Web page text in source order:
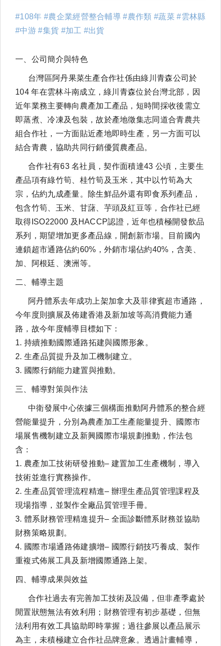
#108年 #農企業經營整合輔導 #農作類 #蔬菜 #雲林縣
#中游 #集貨 #加工 #出貨
一、公司簡介與特色
台灣區阿丹果菜生產合作社係由綠川青森公司於
104 年在雲林斗南成立，綠川青森位於台灣北部，因
近年業務主要轉向農產加工產品，短時間採收後需立
即蒸煮、冷凍及包裝，故於產地徵集志同道合青農共
組合作社，一方面貼近產地即時生產，另一方面可以
結合青農，協助共同行銷優質農產品。
合作社有63 名社員，契作面積達43 公頃，主要生
產品項有綠竹筍、桂竹筍及玉米，其中以竹筍為大
宗，佔約九成產量。除生鮮品外還有即食系列產品，
包含竹筍、玉米、甘藷、芋頭及紅豆等，合作社已經
取得ISO22000 及HACCP認證，近年也積極開發飲品
系列，期望增加更多產品線，開創新市場。目前國內
連鎖超市通路佔約60%，外銷市場佔約40%，含美、
加、阿根廷、澳洲等。
二、輔導主題
阿丹體系去年成功上架加拿大及菲律賓超市通路，
今年度則擴展及佈建香港及新加坡等高消費能力通
路，故今年度輔導目標如下：
1. 持續推動國際通路拓建與國際形象。
2. 生產品質提升及加工機制建立。
3. 國際行銷能力建置與推動。
三、輔導對策與作法
中衛發展中心依據三個構面推動阿丹體系的整合經
營能量提升，分別為農產加工生產能量提升、國際市
場展售機制建立及新興國際市場規劃推動，作法包
含：
1. 農產加工技術研發推動– 建置加工生產機制，導入
技術並進行實務操作。
2. 生產品質管理流程精進– 辦理生產品質管理課程及
現場指導，並製作全廠品質管理手冊。
3. 體系財務管理精進提升– 全面診斷體系財務並協助
財務策略規劃。
4. 國際市場通路佈建擴增– 國際行銷技巧養成、製作
重複式佈展工具及新增國際通路上架。
四、輔導成果與效益
合作社過去有完善加工技術及設備，但非產季處於
閒置狀態無法有效利用；財務管理有初步基礎，但無
法利用有效工具協助即時掌握；過往參展以產品展示
為主，未積極建立合作社品牌意象。透過計畫輔導，